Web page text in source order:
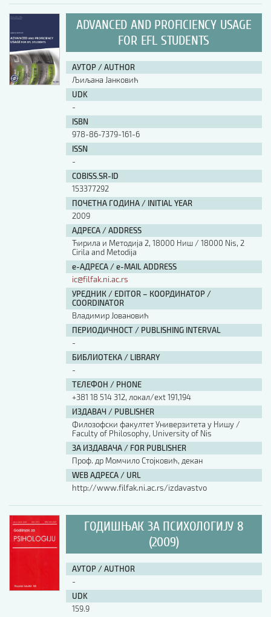
ADVANCED AND PROFICIENCY USAGE
FOR EFL STUDENTS
АУТОР / AUTHOR
Љиљана Јанковић
UDK
-
ISBN
978-86-7379-161-6
ISSN
-
COBISS.SR-ID
153377292
ПОЧЕТНА ГОДИНА / INITIAL YEAR
2009
АДРЕСА / ADDRESS
Ћирила и Методија 2, 18000 Ниш / 18000 Nis, 2
Cirila and Metodija
е-АДРЕСА / e-MAIL ADDRESS
ic@filfak.ni.ac.rs
УРЕДНИК / EDITOR – КООРДИНАТОР /
COORDINATOR
Владимир Јовановић
ПЕРИОДИЧНОСТ / PUBLISHING INTERVAL
-
БИБЛИОТЕКА / LIBRARY
-
ТЕЛЕФОН / PHONE
+381 18 514 312, локал/ext 191,194
ИЗДАВАЧ / PUBLISHER
Филозофски факултет Универзитета у Нишу /
Faculty of Philosophy, University of Nis
ЗА ИЗДАВАЧА / FOR PUBLISHER
Проф. др Момчило Стојковић, декан
WEB АДРЕСА / URL
http://www.filfak.ni.ac.rs/izdavastvo
ГОДИШЊАК ЗА ПСИХОЛОГИЈУ 8
(2009)
АУТОР / AUTHOR
-
UDK
159.9